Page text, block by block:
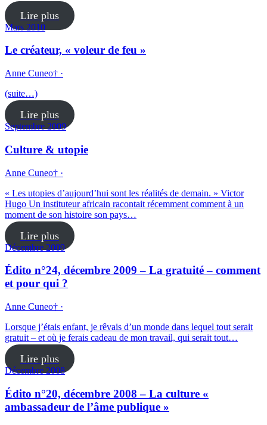
Lire plus
Mars 2010
Le créateur, « voleur de feu »
Anne Cuneo† ·
(suite…)
Lire plus
Septembre 2009
Culture & utopie
Anne Cuneo† ·
« Les utopies d’aujourd’hui sont les réalités de demain. » Victor
Hugo Un instituteur africain racontait récemment comment à un
moment de son histoire son pays…
Lire plus
Décembre 2009
Édito n°24, décembre 2009 – La gratuité – comment
et pour qui ?
Anne Cuneo† ·
Lorsque j’étais enfant, je rêvais d’un monde dans lequel tout serait
gratuit – et où je ferais cadeau de mon travail, qui serait tout…
Lire plus
Décembre 2008
Édito n°20, décembre 2008 – La culture «
ambassadeur de l’âme publique »